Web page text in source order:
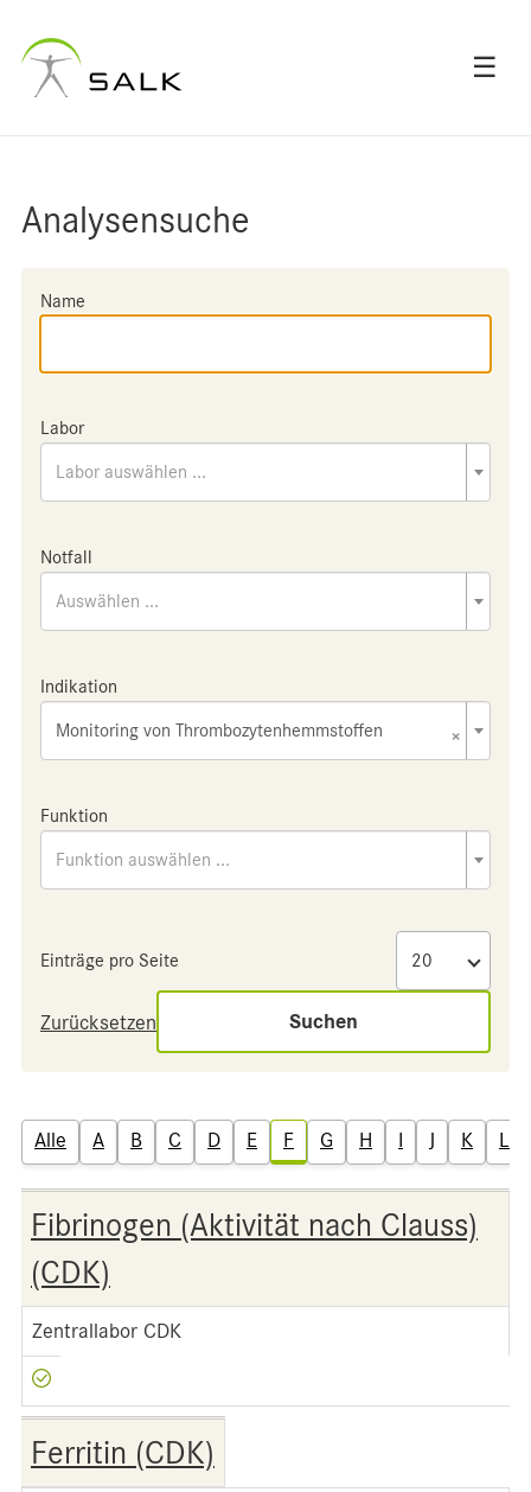
☰
Analysensuche
Name
Labor
Labor auswählen ...
Notfall
Auswählen ...
Indikation
×
Monitoring von Thrombozytenhemmstoffen
Funktion
Funktion auswählen ...
Einträge pro Seite
Zurücksetzen Suchen
Alle A B C D E F G H I J K L
Fibrinogen (Aktivität nach Clauss)
(CDK)
Zentrallabor CDK
Ferritin (CDK)